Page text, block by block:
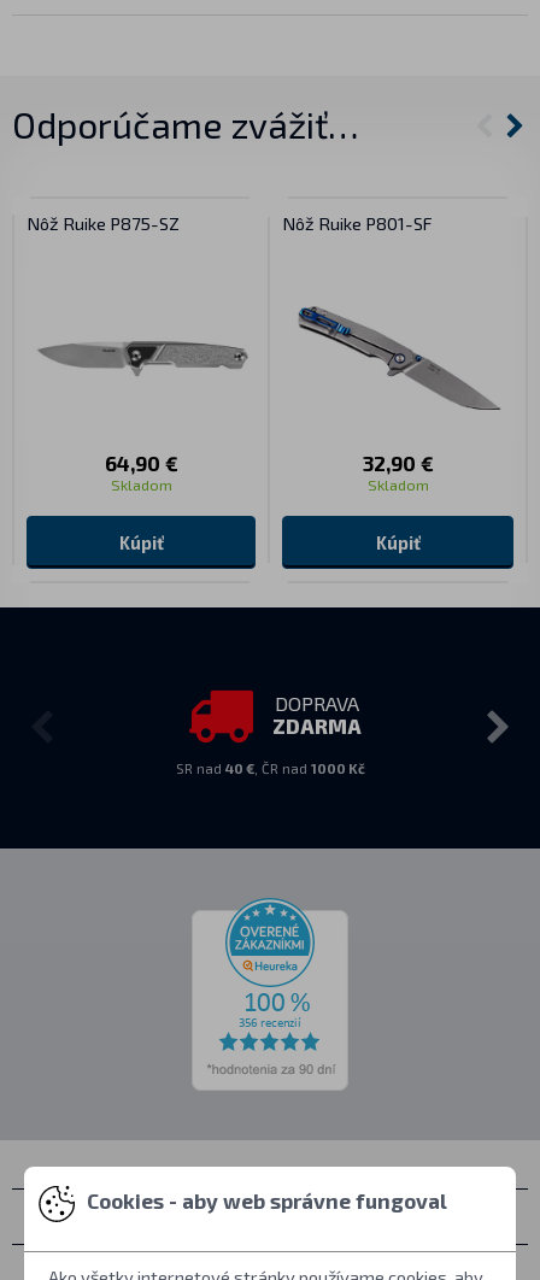
Odporúčame zvážiť…
Nôž Ruike P875-SZ
64,90 €
Skladom
Kúpiť
Nôž Ruike P801-SF
32,90 €
Skladom
Kúpiť
DOPRAVA
ZDARMA
SR nad 40 €, ČR nad 1000 Kč
Kontakty
Zastihnete nás
Cookies - aby web správne fungoval